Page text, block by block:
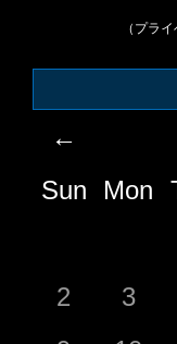
（プラ
←
Sun
Mon
2
3